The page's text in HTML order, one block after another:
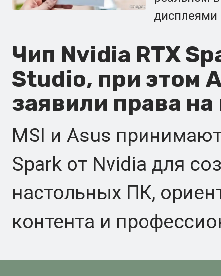
дисплеями
Чип Nvidia RTX
Studio, при этом
заявили права на
MSI и Asus
Spark от Nvidia для
настольных ПК,
контента и